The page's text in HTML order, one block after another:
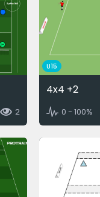
2
U15
4x4 +2
0 - 100%